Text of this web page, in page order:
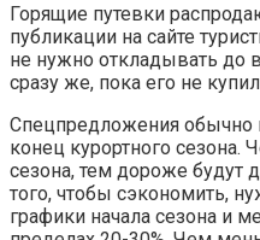
Горящие путевки
публикации на сайте
не нужно откладывать до
сразу же, пока его не
Спецпредложения обычно
конец курортного сезона.
сезона, тем дороже будут
того, чтобы сэкономить,
графики начала сезона и